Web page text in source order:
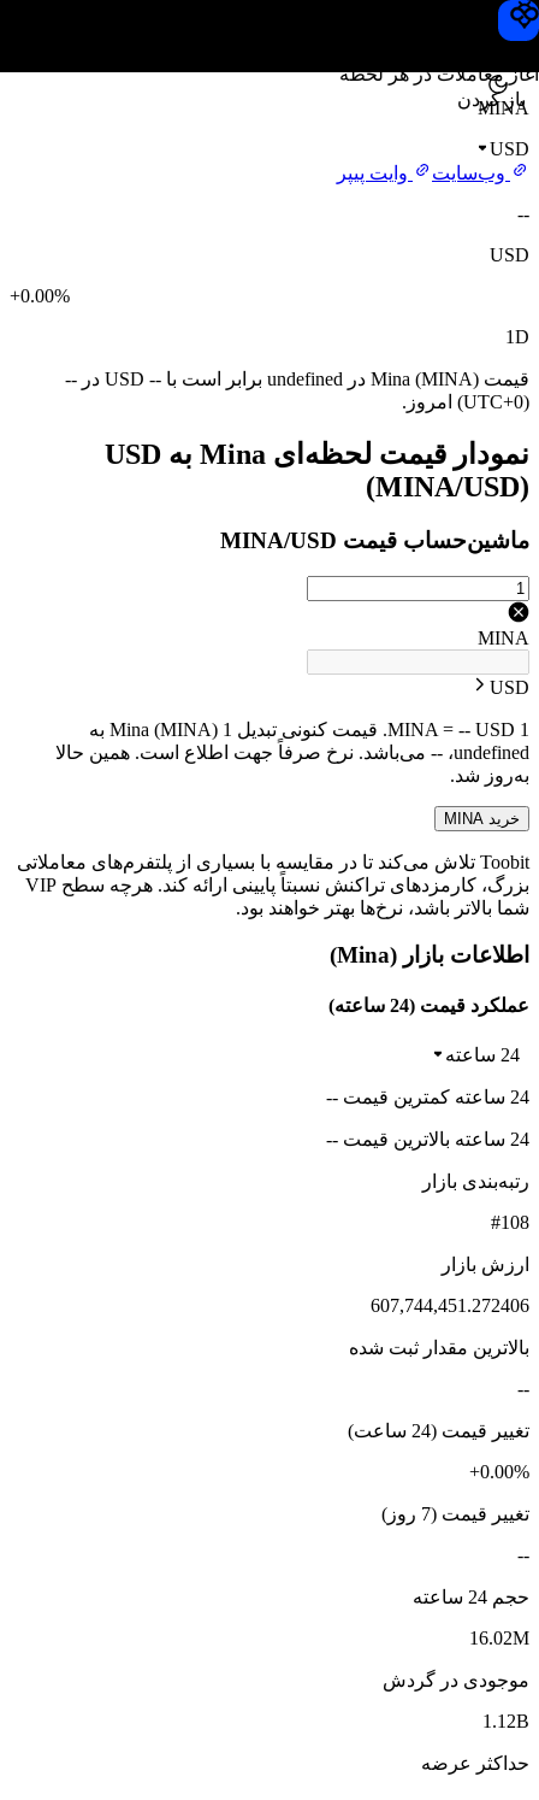
آغاز معاملات در هر لحظه
باز کردن
قیمت Mina
MINA
USD
وب‌سایت
وایت پیپر
--
USD
+0.00%
1D
قیمت Mina (MINA) در undefined برابر است با -- USD در --
(UTC+0) امروز.
نمودار قیمت لحظه‌ای Mina به USD
(MINA/USD)
ماشین‌حساب قیمت MINA/USD
MINA
USD
1 MINA = -- USD. قیمت کنونی تبدیل 1 Mina (MINA) به
undefined، -- می‌باشد. نرخ صرفاً جهت اطلاع است. همین حالا
به‌روز شد.
خرید MINA
Toobit تلاش می‌کند تا در مقایسه با بسیاری از پلتفرم‌های معاملاتی
بزرگ، کارمزدهای تراکنش نسبتاً پایینی ارائه کند. هرچه سطح VIP
شما بالاتر باشد، نرخ‌ها بهتر خواهند بود.
اطلاعات بازار (Mina)
عملکرد قیمت (24 ساعته)
24 ساعته
24 ساعته کمترین قیمت --
24 ساعته بالاترین قیمت --
رتبه‌بندی بازار
#108
ارزش بازار
607,744,451.272406
بالاترین مقدار ثبت شده
--
تغییر قیمت (24 ساعت)
+0.00%
تغییر قیمت (7 روز)
--
حجم 24 ساعته
16.02M
موجودی در گردش
1.12B
حداکثر عرضه